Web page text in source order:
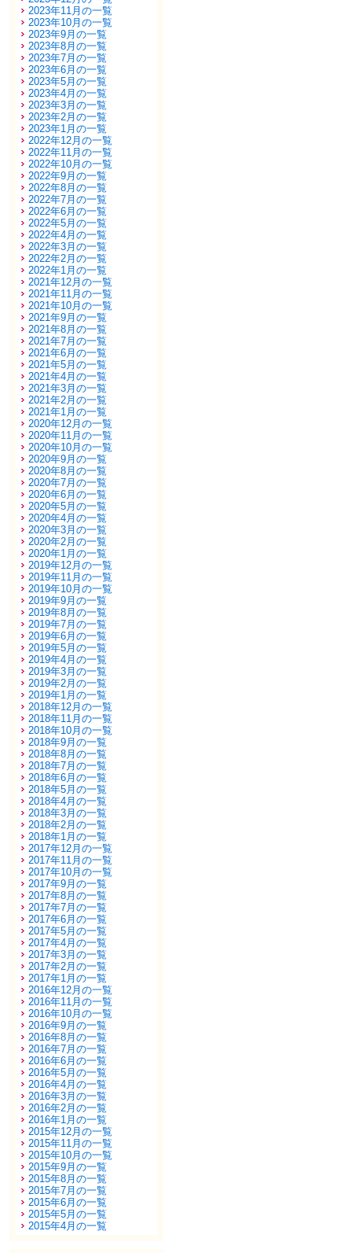
2023年11月の一覧
2023年10月の一覧
2023年9月の一覧
2023年8月の一覧
2023年7月の一覧
2023年6月の一覧
2023年5月の一覧
2023年4月の一覧
2023年3月の一覧
2023年2月の一覧
2023年1月の一覧
2022年12月の一覧
2022年11月の一覧
2022年10月の一覧
2022年9月の一覧
2022年8月の一覧
2022年7月の一覧
2022年6月の一覧
2022年5月の一覧
2022年4月の一覧
2022年3月の一覧
2022年2月の一覧
2022年1月の一覧
2021年12月の一覧
2021年11月の一覧
2021年10月の一覧
2021年9月の一覧
2021年8月の一覧
2021年7月の一覧
2021年6月の一覧
2021年5月の一覧
2021年4月の一覧
2021年3月の一覧
2021年2月の一覧
2021年1月の一覧
2020年12月の一覧
2020年11月の一覧
2020年10月の一覧
2020年9月の一覧
2020年8月の一覧
2020年7月の一覧
2020年6月の一覧
2020年5月の一覧
2020年4月の一覧
2020年3月の一覧
2020年2月の一覧
2020年1月の一覧
2019年12月の一覧
2019年11月の一覧
2019年10月の一覧
2019年9月の一覧
2019年8月の一覧
2019年7月の一覧
2019年6月の一覧
2019年5月の一覧
2019年4月の一覧
2019年3月の一覧
2019年2月の一覧
2019年1月の一覧
2018年12月の一覧
2018年11月の一覧
2018年10月の一覧
2018年9月の一覧
2018年8月の一覧
2018年7月の一覧
2018年6月の一覧
2018年5月の一覧
2018年4月の一覧
2018年3月の一覧
2018年2月の一覧
2018年1月の一覧
2017年12月の一覧
2017年11月の一覧
2017年10月の一覧
2017年9月の一覧
2017年8月の一覧
2017年7月の一覧
2017年6月の一覧
2017年5月の一覧
2017年4月の一覧
2017年3月の一覧
2017年2月の一覧
2017年1月の一覧
2016年12月の一覧
2016年11月の一覧
2016年10月の一覧
2016年9月の一覧
2016年8月の一覧
2016年7月の一覧
2016年6月の一覧
2016年5月の一覧
2016年4月の一覧
2016年3月の一覧
2016年2月の一覧
2016年1月の一覧
2015年12月の一覧
2015年11月の一覧
2015年10月の一覧
2015年9月の一覧
2015年8月の一覧
2015年7月の一覧
2015年6月の一覧
2015年5月の一覧
2015年4月の一覧